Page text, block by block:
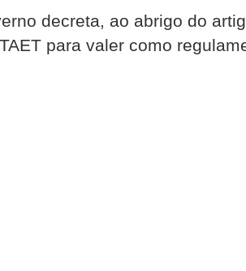
decreta, ao abrigo do
para valer como